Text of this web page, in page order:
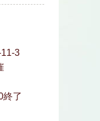
3
終了